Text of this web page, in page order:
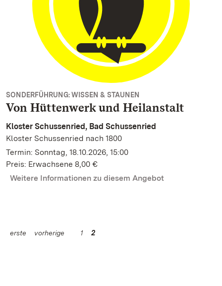
SONDERFÜHRUNG: WISSEN & STAUNEN
Von Hüttenwerk und Heilanstalt
Kloster Schussenried, Bad Schussenried
Kloster Schussenried nach 1800
Termin: Sonntag, 18.10.2026, 15:00
Preis: Erwachsene 8,00 €
Weitere Informationen zu diesem Angebot
erste vorherige 1 2